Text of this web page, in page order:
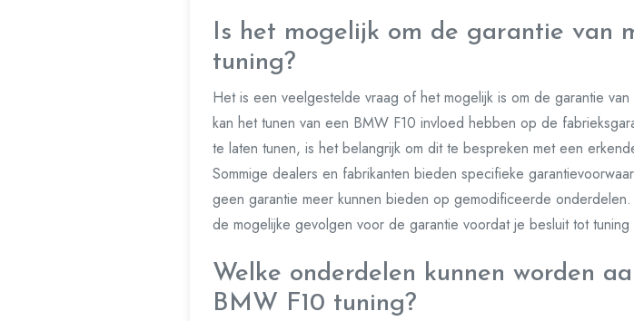
Is het mogelijk om de garantie van
tuning?
Het is een veelgestelde vraag of het mogelijk is om de garantie
kan het tunen van een BMW F10 invloed hebben op de
te laten tunen, is het belangrijk om dit te bespreken met een
Sommige dealers en fabrikanten bieden specifieke
geen garantie meer kunnen bieden op gemodificeerde
de mogelijke gevolgen voor de garantie voordat je besluit tot
Welke onderdelen kunnen worden
BMW F10 tuning?